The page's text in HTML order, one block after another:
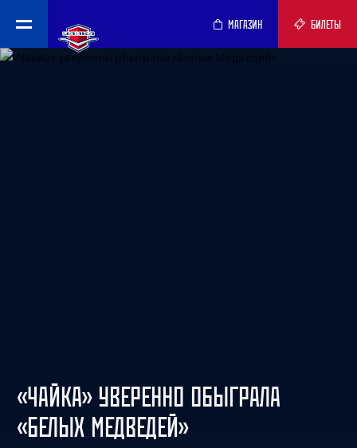
МАГАЗИН БИЛЕТЫ
«ЧАЙКА» УВЕРЕННО ОБЫГРАЛА
«БЕЛЫХ МЕДВЕДЕЙ»